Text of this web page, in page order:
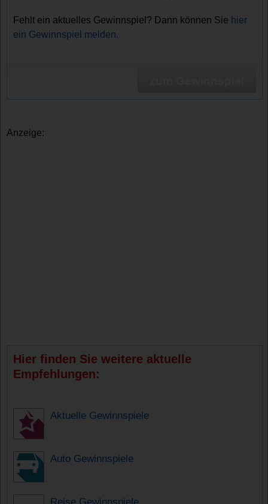
Fehlt ein aktuelles Gewinnspiel? Dann können Sie hier
ein Gewinnspiel melden.
Anzeige:
Hier finden Sie weitere aktuelle
Empfehlungen:
Aktuelle Gewinnspiele
Auto Gewinnspiele
Reise Gewinnspiele